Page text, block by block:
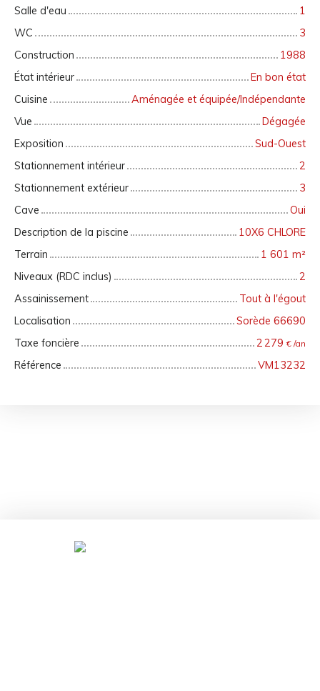
Salle d'eau
1
WC
3
Construction
1988
État intérieur
En bon état
Cuisine
Aménagée et équipée/Indépendante
Vue
Dégagée
Exposition
Sud-Ouest
Stationnement intérieur
2
Stationnement extérieur
3
Cave
Oui
Description de la piscine
10X6 CHLORE
Terrain
1 601 m²
Niveaux (RDC inclus)
2
Assainissement
Tout à l'égout
Localisation
Sorède 66690
Taxe foncière
2 279€ /an
Référence VM13232